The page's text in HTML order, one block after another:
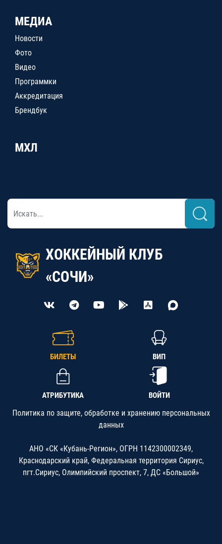
МЕДИА
Новости
Фото
Видео
Программки
Аккредитация
Брендбук
МХЛ
ХОККЕЙНЫЙ КЛУБ
«СОЧИ»
БИЛЕТЫ ВИП
АТРИБУТИКА ВОЙТИ
Политика по защите, обработке и хранению персональных
данных
АНО «СК «Кубань-Регион», ОГРН 1142300002349,
Краснодарский край, Федеральная территория Сириус,
пгт.Сириус, Олимпийский проспект, 7, ДС «Большой»